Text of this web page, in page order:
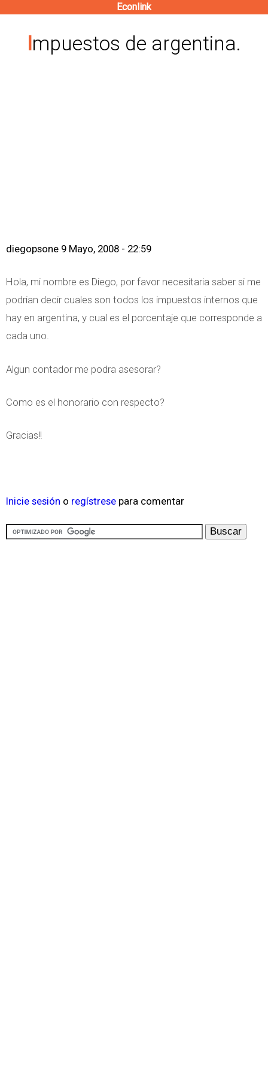
contenido
Econlink
Impuestos de argentina.
diegopsone 9 Mayo, 2008 - 22:59
Hola, mi nombre es Diego, por favor necesitaria saber si me
podrian decir cuales son todos los impuestos internos que
hay en argentina, y cual es el porcentaje que corresponde a
cada uno.
Algun contador me podra asesorar?
Como es el honorario con respecto?
Gracias!!
Inicie sesión o regístrese para comentar